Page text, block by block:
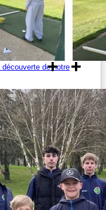
de notre